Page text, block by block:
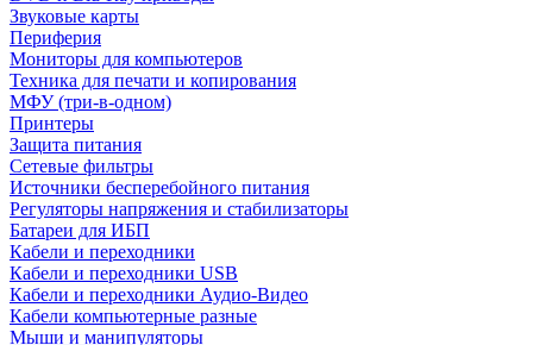
Звуковые карты
Периферия
Мониторы для компьютеров
Техника для печати и копирования
МФУ (три-в-одном)
Принтеры
Защита питания
Сетевые фильтры
Источники бесперебойного питания
Регуляторы напряжения и стабилизаторы
Батареи для ИБП
Кабели и переходники
Кабели и переходники USB
Кабели и переходники Аудио-Видео
Кабели компьютерные разные
Мыши и манипуляторы